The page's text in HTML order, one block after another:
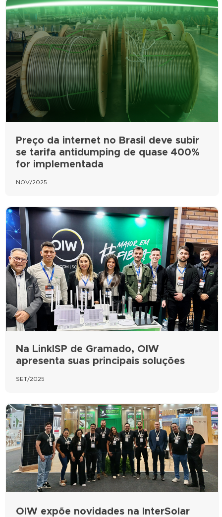
Preço da internet no Brasil deve subir
se tarifa antidumping de quase 400%
for implementada
NOV/2025
Na LinkISP de Gramado, OIW
apresenta suas principais soluções
SET/2025
OIW expõe novidades na InterSolar